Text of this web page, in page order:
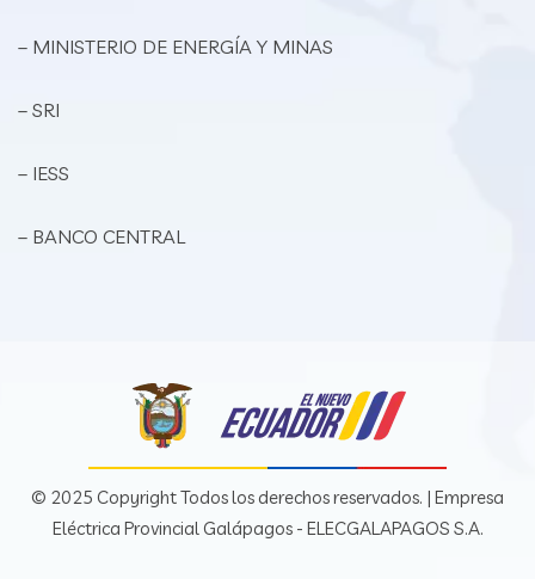
– MINISTERIO DE ENERGÍA Y MINAS
– SRI
– IESS
– BANCO CENTRAL
© 2025 Copyright Todos los derechos reservados. | Empresa
Eléctrica Provincial Galápagos - ELECGALAPAGOS S.A.